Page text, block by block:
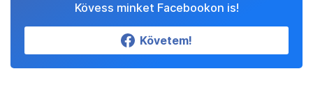
Kövess minket Facebookon is!
Követem!